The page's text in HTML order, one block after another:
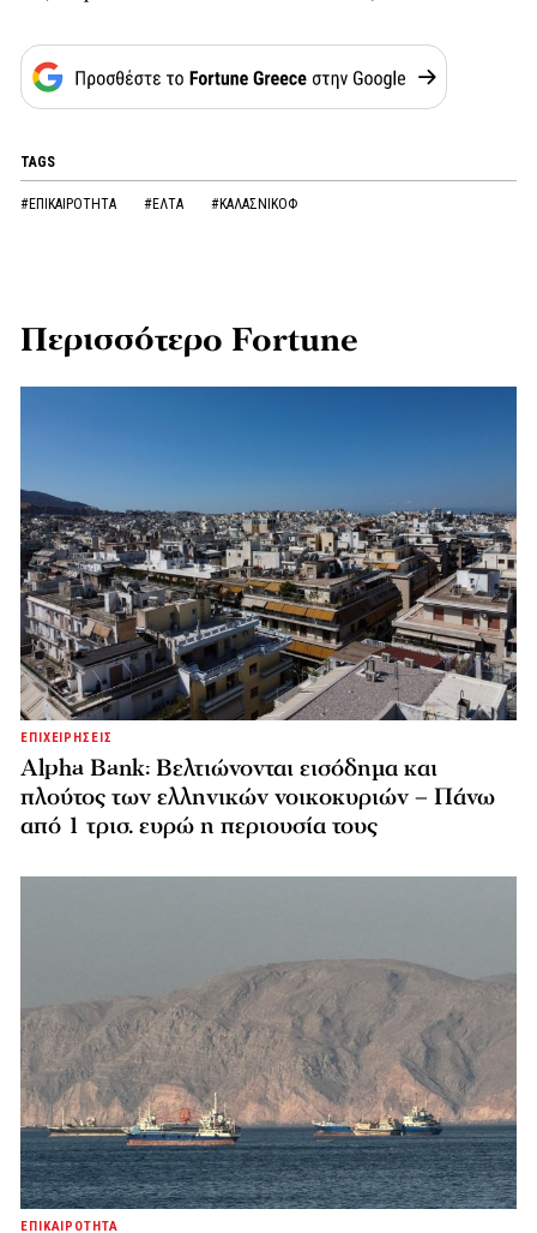
TAGS
#ΕΠΙΚΑΙΡΟΤΗΤΑ #ΕΛΤΑ #ΚΑΛΑΣΝΙΚΟΦ
Περισσότερο Fortune
ΕΠΙΧΕΙΡΗΣΕΙΣ
Alpha Bank: Βελτιώνονται εισόδημα και
πλούτος των ελληνικών νοικοκυριών – Πάνω
από 1 τρισ. ευρώ η περιουσία τους
ΕΠΙΚΑΙΡΟΤΗΤΑ